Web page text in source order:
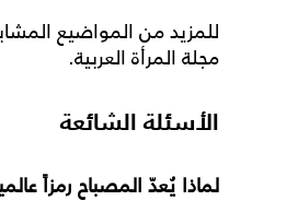
للمزيد من المواضيع
مجلة المرأة العربية.
الأسئلة الشائعة
لماذا يُعدّ المصباح رمزاً